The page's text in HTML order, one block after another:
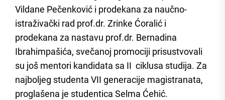
Vildane Pečenković i prodekana za naučno-
istraživački rad prof.dr. Zrinke Ćoralić i
prodekana za nastavu prof.dr. Bernadina
Ibrahimpašića, svečanoj promociji prisustvovali
su još mentori kandidata sa II ciklusa studija. Za
najboljeg studenta VII generacije magistranata,
proglašena je studentica Selma Ćehić.